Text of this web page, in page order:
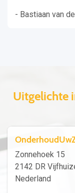
- Bastiaan van
Uitgelichte
Zonnehoek 15
2142 DR
Nederland